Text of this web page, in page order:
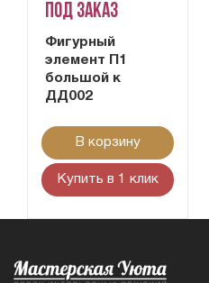
Под заказ
Фигурный
элемент П1
большой к
ДД002
В корзину
Купить в 1 клик